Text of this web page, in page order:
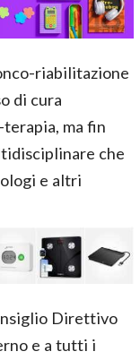
riabilitazione
di cura
ma fin
che
e altri
Direttivo
e a tutti i